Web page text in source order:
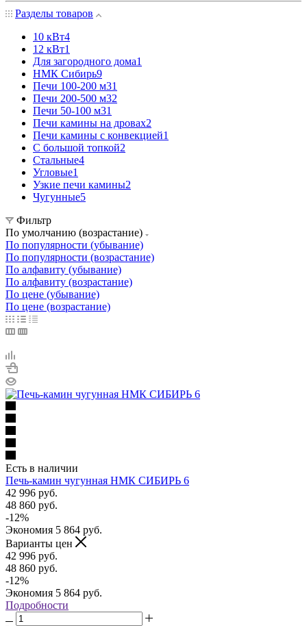
Разделы товаров
10 кВт4
12 кВт1
Для загородного дома1
НМК Сибирь9
Печи 100-200 м31
Печи 200-500 м32
Печи 50-100 м31
Печи камины на дровах2
Печи камины с конвекцией1
С большой топкой2
Стальные4
Угловые1
Узкие печи камины2
Чугунные5
Фильтр
По умолчанию (возрастание)
По популярности (убывание)
По популярности (возрастание)
По алфавиту (убывание)
По алфавиту (возрастание)
По цене (убывание)
По цене (возрастание)
Есть в наличии
Печь-камин чугунная НМК СИБИРЬ 6
42 996 руб.
48 860 руб.
-12%
Экономия 5 864 руб.
Варианты цен
42 996 руб.
48 860 руб.
-12%
Экономия 5 864 руб.
Подробности